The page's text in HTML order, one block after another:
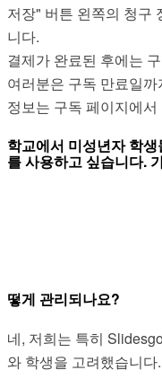
저장" 버튼 왼쪽의 청구
니다.
결제가 완료된 후에는
여러분은 구독 만료일
정보는 구독 페이지에
학교에서 미성년자 학
를 사용하고 싶습니다.
떻게 관리되나요?
네, 저희는 특히
와 학생을 고려했습니